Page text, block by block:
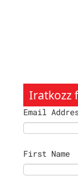
Nemes
Jennifer
ARCHÍV
SAJTÓ
TÁP
Iratkozz
Email
First Name